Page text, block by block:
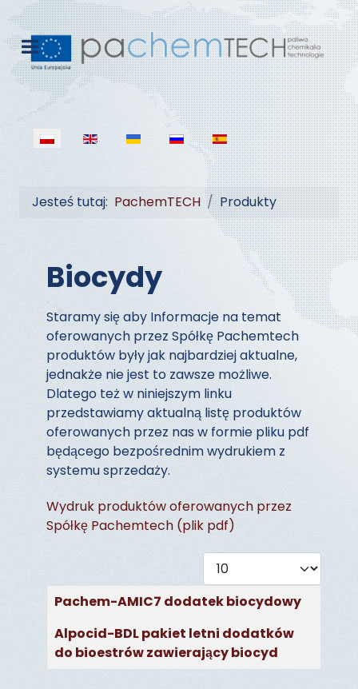
Wybierz swój język
Jesteś tutaj: PachemTECH Produkty
Biocydy
Staramy się aby Informacje na temat
oferowanych przez Spółkę Pachemtech
produktów były jak najbardziej aktualne,
jednakże nie jest to zawsze możliwe.
Dlatego też w niniejszym linku
przedstawiamy aktualną listę produktów
oferowanych przez nas w formie pliku pdf
będącego bezpośrednim wydrukiem z
systemu sprzedaży.
Wydruk produktów oferowanych przez
Spółkę Pachemtech (plik pdf)
Pokaż #
Spis artykułów
Tytuł
Pachem-AMIC7 dodatek biocydowy
Alpocid-BDL pakiet letni dodatków
do bioestrów zawierający biocyd